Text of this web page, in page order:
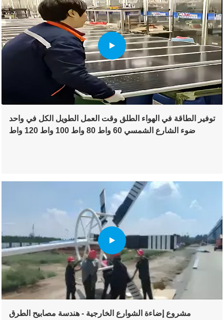
توفير الطاقة في الهواء الطلق وقت العمل الطويل الكل في واحد
ضوء الشارع الشمسي 60 واط 80 واط 100 واط 120 واط
مشروع إضاءة الشوارع الخارجية - هندسة مصابيح الطرق